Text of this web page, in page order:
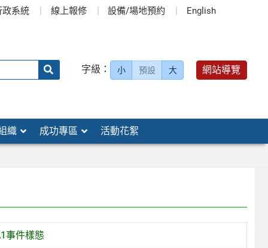
政系統 線上報修 設備/場地預約 English
字級： 小 預設 大 網站導覽
織 成功專區 活動花絮
事件樣態